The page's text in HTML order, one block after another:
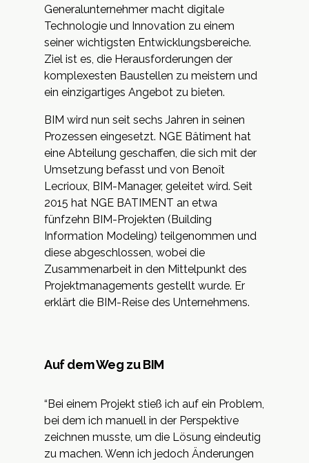
Generalunternehmer macht digitale
Technologie und Innovation zu einem
seiner wichtigsten Entwicklungsbereiche.
Ziel ist es, die Herausforderungen der
komplexesten Baustellen zu meistern und
ein einzigartiges Angebot zu bieten.
BIM wird nun seit sechs Jahren in seinen
Prozessen eingesetzt. NGE Bâtiment hat
eine Abteilung geschaffen, die sich mit der
Umsetzung befasst und von Benoît
Lecrioux, BIM-Manager, geleitet wird. Seit
2015 hat NGE BATIMENT an etwa
fünfzehn BIM-Projekten (Building
Information Modeling) teilgenommen und
diese abgeschlossen, wobei die
Zusammenarbeit in den Mittelpunkt des
Projektmanagements gestellt wurde. Er
erklärt die BIM-Reise des Unternehmens.
Auf dem Weg zu BIM
“Bei einem Projekt stieß ich auf ein Problem,
bei dem ich manuell in der Perspektive
zeichnen musste, um die Lösung eindeutig
zu machen. Wenn ich jedoch Änderungen